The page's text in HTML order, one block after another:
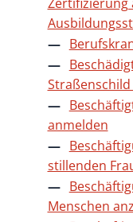
anmelden
stillenden
Menschen